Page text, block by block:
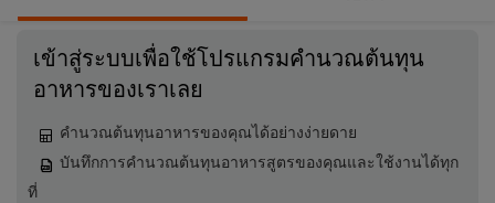
เข้าสู่ระบบเพื่อใช้โปรแกรมคำนวณต้นทุน
อาหารของเราเลย
คำนวณต้นทุนอาหารของคุณได้อย่างง่ายดาย
บันทึกการคำนวณต้นทุนอาหารสูตรของคุณและใช้งานได้ทุก
ที่